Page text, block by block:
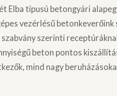
Elba típusú betongyári
vezérlésű betonkeverőink
szabvány szerinti
beton pontos
mind nagy